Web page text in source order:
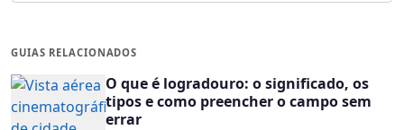
GUIAS RELACIONADOS
O que é logradouro: o significado, os
tipos e como preencher o campo sem
errar